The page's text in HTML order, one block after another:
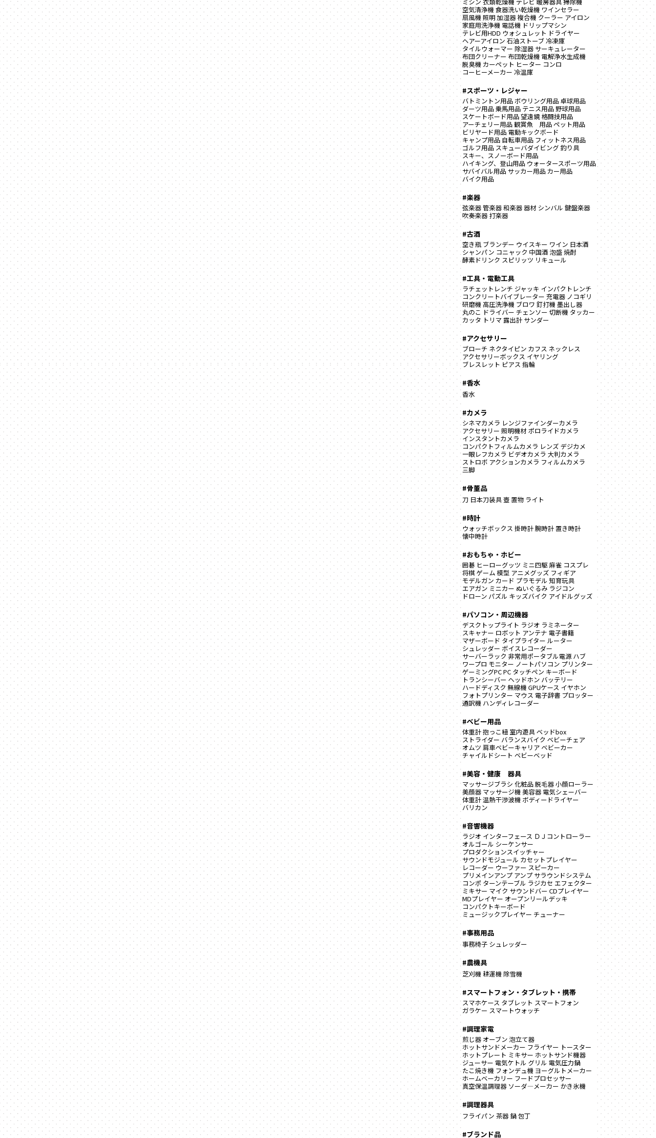
空気清浄機食器洗い乾燥機 ワインセラー
扇風機照明加湿器複合機 クーラー アイロン
家庭用洗浄機 電話機 ドリップマシン
テレビ用HDD ウォシュレット ドライヤー
ヘアーアイロン 石油ストーブ冷凍庫
タイルウォーマー 除湿器 サーキュレーター
布団クリーナー 布団乾燥機 電解浄水生成機
脱臭機 カーペット ヒーター コンロ
コーヒーメーカー 冷温庫
#スポーツ・レジャー
バトミントン用品 ボウリング用品卓球用品
ダーツ用品乗馬用品 テニス用品野球用品
スケートボード用品望遠鏡 格闘技用品
アーチェリー用品 観賞魚 用品ペット用品
ビリヤード用品 電動キックボード
キャンプ用品 自転車用品 フィットネス用品
ゴルフ用品 スキューバダイビング釣り具
スキー、スノーボード用品
ハイキング、登山用品 ウォータースポーツ用品
サバイバル用品 サッカー用品 カー用品
バイク用品
#楽器
弦楽器管楽器和楽器 器材 シンバル 鍵盤楽器
吹奏楽器 打楽器
#古酒
空き瓶 ブランデー ウイスキー ワイン 日本酒
シャンパン コニャック 中国酒 泡盛焼酎
酵素ドリンク スピリッツ リキュール
#工具・電動工具
ラチェットレンチ ジャッキ インパクトレンチ
コンクリートバイブレーター 充電器 ノコギリ
研磨機 高圧洗浄機 ブロワ 釘打機墨出し器
丸のこ ドライバー チェンソー 切断機 タッカー
カッタ トリマ 露出計 サンダー
#アクセサリー
ブローチ ネクタイピン カフス ネックレス
アクセサリーボックス イヤリング
ブレスレット ピアス 指輪
#香水
香水
#カメラ
シネマカメラ レンジファインダーカメラ
アクセサリー 照明機材 ポロライドカメラ
インスタントカメラ
コンパクトフィルムカメラ レンズ デジカメ
一眼レフカメラ ビデオカメラ 大判カメラ
ストロボ アクションカメラ フィルムカメラ
三脚
#骨董品
刀 日本刀装具壺 置物 ライト
#時計
ウォッチボックス 掛時計腕時計 置き時計
懐中時計
#おもちゃ・ホビー
囲碁 ヒーローグッツ ミニ四駆麻雀 コスプレ
将棋ゲーム 模型 アニメグッズ フィギア
モデルガン カード プラモデル 知育玩具
エアガン ミニカー ぬいぐるみ ラジコン
ドローン パズル キッズバイク アイドルグッズ
#パソコン・周辺機器
デスクトップライト ラジオ ラミネーター
スキャナー ロボット アンテナ 電子書籍
マザーボード タイプライター ルーター
シュレッダー ボイスレコーダー
サーバーラック 非常用ポータブル電源 ハブ
ワープロ モニター ノートパソコン プリンター
ゲーミングPCPC タッチペン キーボード
トランシーバー ヘッドホン バッテリー
ハードディスク 無線機GPUケース イヤホン
フォトプリンター マウス 電子辞書 プロッター
通訳機 ハンディレコーダー
#ベビー用品
体重計抱っこ紐室内遊具 ベッドbox
ストライダー バランスバイク ベビーチェア
オムツ 肩車ベビーキャリア ベビーカー
チャイルドシート ベビーベッド
#美容・健康 器具
マッサージブラシ 化粧品脱毛器小顔ローラー
美顔器 マッサージ機美容器 電気シェーバー
体重計温熱干渉波機 ボディードライヤー
バリカン
#音響機器
ラジオ インターフェース ＤＪコントローラー
オルゴール シーケンサー
プロダクションスイッチャー
サウンドモジュール カセットプレイヤー
レコーダー ウーファー スピーカー
プリメインアンプ アンプ サラウンドシステム
コンポ ターンテーブル ラジカセ エフェクター
ミキサー マイク サウンドバー CDプレイヤー
MDプレイヤー オープンリールデッキ
コンパクトキーボード
ミュージックプレイヤー チューナー
#事務用品
事務椅子 シュレッダー
#農機具
芝刈機耕運機 除雪機
#スマートフォン・タブレット・携帯
スマホケース タブレット スマートフォン
ガラケー スマートウォッチ
#調理家電
煎じ器 オーブン 泡立て器
ホットサンドメーカー フライヤー トースター
ホットプレート ミキサー ホットサンド機器
ジューサー 電気ケトル グリル 電気圧力鍋
たこ焼き機 フォンデュ機 ヨーグルトメーカー
ホームベーカリー フードプロセッサー
真空保温調理器 ソーダ―メーカー かき氷機
#調理器具
フライパン 茶器鍋包丁
#ブランド品